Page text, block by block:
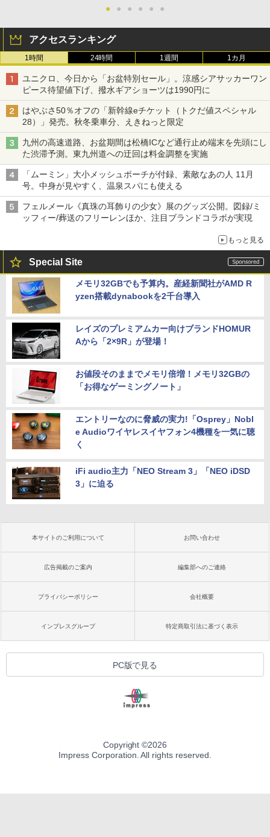
● ● ● ● ● ●
アクセスランキング
1時間 24時間 1週間 1カ月
ユニクロ、今日から「お盆特別セール」。涼感シアサッカーワン
ピース待望値下げ、撥水ギアショーツは1990円に
はやぶさ50％オフの「新幹線eチケット（トクだ値スペシャル
28）」発売。秋冬乗車分、えきねっと限定
九州の高速道路、お盆期間は松橋ICなど通行止め端末を先頭にし
た渋滞予測。東九州道への迂回は料金調整を実施
「ムーミン」大小メッシュポーチが付録、素敵なあの人 11月
号。中身が見やすく、温泉スパにも使える
フェルメール《真珠の耳飾りの少女》展のグッズ公開。図録/ミ
ッフィー/葬送のフリーレンほか、注目ブランドコラボが実現
もっと見る
Special Site
メモリ32GBでも予算内。産経新聞社がAMD R
yzen搭載dynabookを2千台導入
レイズのプレミアムカー向けブランドHOMUR
Aから「2×9R」が登場！
お値段そのままでメモリ倍増！メモリ32GBの
「お得なゲーミングノート」
エントリーなのに脅威の実力!「Osprey」Nobl
e Audioワイヤレスイヤフォン4機種を一気に聴
く
iFi audio主力「NEO Stream 3」「NEO iDSD
3」に迫る
本サイトのご利用について お問い合わせ
広告掲載のご案内 編集部へのご連絡
プライバシーポリシー 会社概要
インプレスグループ 特定商取引法に基づく表示
PC版で見る
Copyright ©2026
Impress Corporation. All rights reserved.